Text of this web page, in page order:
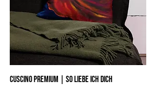
Cuscino Premium | So liebe ich Dich